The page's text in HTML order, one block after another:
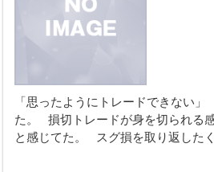
「思ったようにトレードできない
た。 損切トレードが身を切られる
と感じてた。 スグ損を取り返した